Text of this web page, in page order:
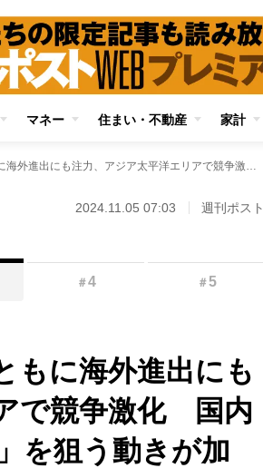
マネー 住まい・不動産 家計
【コンビニ三国志】各社ともに海外進出にも注力、アジア太平洋エリアで競争激化 国内では「ラストワンマイル」を狙う動きが加速、先行するローソンをセブンが猛追
2024.11.05 07:03 週刊ポスト
＃4 ＃5
もに海外進出にも
で競争激化 国内
を狙う動きが加